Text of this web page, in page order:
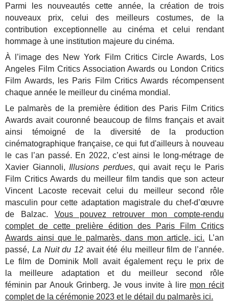
Parmi les nouveautés cette année, la création de trois
nouveaux prix, celui des meilleurs costumes, de la
contribution exceptionnelle au cinéma et celui rendant
hommage à une institution majeure du cinéma.
À l’image des New York Film Critics Circle Awards, Los
Angeles Film Critics Association Awards ou London Critics
Film Awards, les Paris Film Critics Awards récompensent
chaque année le meilleur du cinéma mondial.
Le palmarès de la première édition des Paris Film Critics
Awards avait couronné beaucoup de films français et avait
ainsi témoigné de la diversité de la production
cinématographique française, ce qui fut d'ailleurs à nouveau
le cas l’an passé. En 2022, c’est ainsi le long-métrage de
Xavier Giannoli, Illusions perdues, qui avait reçu le Paris
Film Critics Awards du meilleur film tandis que son acteur
Vincent Lacoste recevait celui du meilleur second rôle
masculin pour cette adaptation magistrale du chef-d’œuvre
de Balzac. Vous pouvez retrouver mon compte-rendu
complet de cette prelière édition des Paris Film Critics
Awards ainsi que le palmarès, dans mon article, ici. L’an
passé, La Nuit du 12avait été élu meilleur film de l’année.
Le film de Dominik Moll avait également reçu le prix de
la meilleure adaptation et du meilleur second rôle
féminin par Anouk Grinberg. Je vous invite à lire mon récit
complet de la cérémonie 2023 et le détail du palmarès ici.